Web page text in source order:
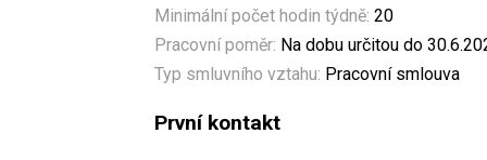
Minimální počet hodin týdně: 20
Pracovní poměr: Na dobu určitou do
Typ smluvního vztahu: Pracovní smlouva
První kontakt